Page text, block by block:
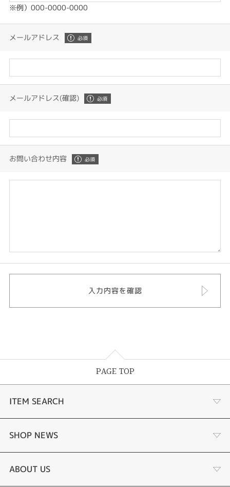
※例）000-0000-0000
メールアドレス
メールアドレス(確認)
お問い合わせ内容
PAGE TOP
ITEM SEARCH
婚約指輪
結婚指輪
SHOP NEWS
選ばれる理由まとめ
ABOUT US